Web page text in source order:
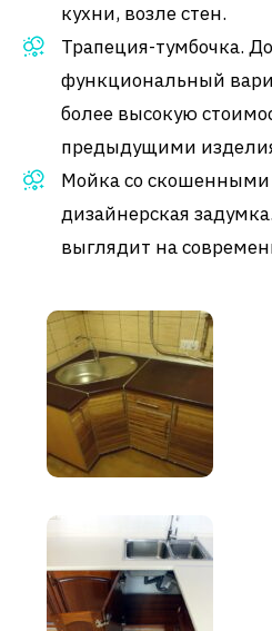
кухни, возле стен.
Трапеция-тумбочка.
функциональный
более высокую
предыдущими
Мойка со скошенными
дизайнерская
выглядит на